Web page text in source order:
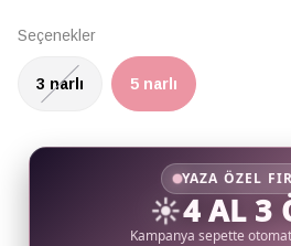
Seçenekler
3 narlı 5 narlı
YAZA ÖZEL
☀️4 AL 3
Kampanya sepette